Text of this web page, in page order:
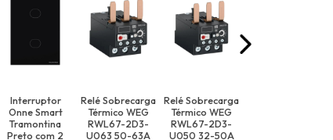
Interruptor
Onne Smart
Tramontina
Preto com 2
Relé Sobrecarga
Térmico WEG
RWL67-2D3-
U063 50-63A
Relé Sobrecarga
Térmico WEG
RWL67-2D3-
U050 32-50A